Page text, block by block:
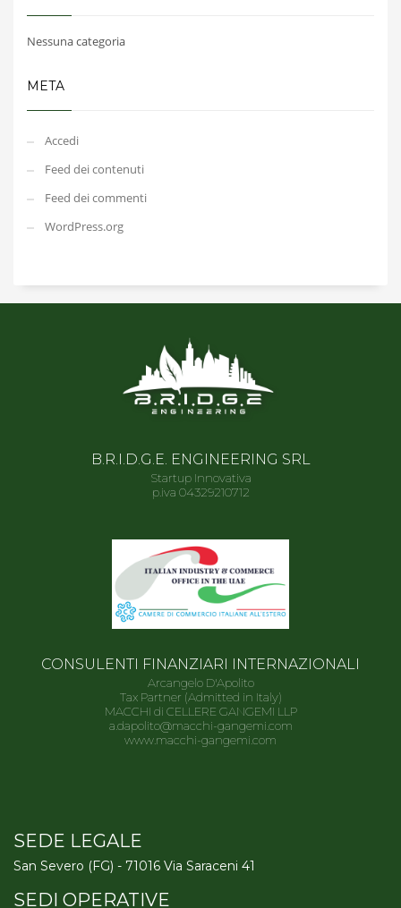
Nessuna categoria
META
Accedi
Feed dei contenuti
Feed dei commenti
WordPress.org
B.R.I.D.G.E. ENGINEERING SRL
Startup Innovativa
p.iva 04329210712
CONSULENTI FINANZIARI INTERNAZIONALI
Arcangelo D'Apolito
Tax Partner (Admitted in Italy)
MACCHI di CELLERE GANGEMI LLP
a.dapolito@macchi-gangemi.com
www.macchi-gangemi.com
SEDE LEGALE
San Severo (FG) - 71016 Via Saraceni 41
SEDI OPERATIVE